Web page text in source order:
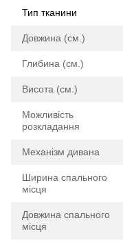
Тип тканини
Довжина (см.)
Глибина (см.)
Висота (см.)
Можливість
розкладання
Механізм дивана
Ширина спального
місця
Довжина спального
місця